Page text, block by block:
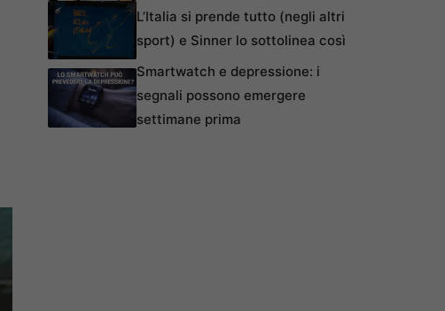
L’Italia si prende tutto (negli altri
sport) e Sinner lo sottolinea così
Smartwatch e depressione: i
segnali possono emergere
settimane prima